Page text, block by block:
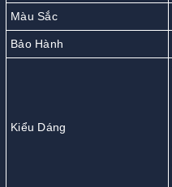
Màu Sắc
Bảo Hành
Kiểu Dáng